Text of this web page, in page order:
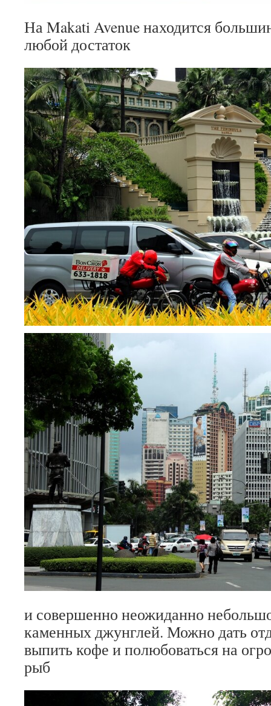
На Makati Avenue находится
любой достаток
и совершенно неожиданно
каменных джунглей. Можно дать
выпить кофе и полюбоваться на
рыб